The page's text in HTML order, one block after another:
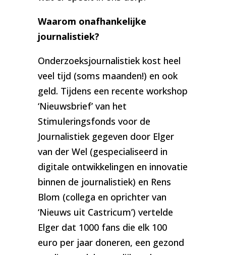
Waarom onafhankelijke
journalistiek?
Onderzoeksjournalistiek kost heel
veel tijd (soms maanden!) en ook
geld. Tijdens een recente workshop
‘Nieuwsbrief’ van het
Stimuleringsfonds voor de
Journalistiek gegeven door Elger
van der Wel (gespecialiseerd in
digitale ontwikkelingen en innovatie
binnen de journalistiek) en Rens
Blom (collega en oprichter van
‘Nieuws uit Castricum’) vertelde
Elger dat 1000 fans die elk 100
euro per jaar doneren, een gezond